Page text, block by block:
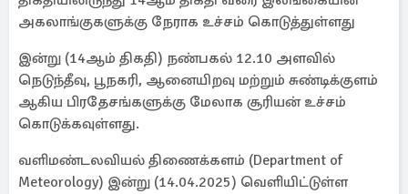
அகலாங்குகளுக்கு நேராக உச்சம் கொடுத்துள்ளது
இன்று (14ஆம் திகதி) நண்பகல் 12.10 அளவில்
நெடுந்தீவு, பூநகரி, ஆனையிறவு மற்றும் சுண்டிக்குளம்
ஆகிய பிரதேசங்களுக்கு மேலாக சூரியன் உச்சம்
கொடுக்கவுள்ளது.
வளிமண்டலவியல் திணைக்களம் (Department of
Meteorology) இன்று (14.04.2025) வெளியிட்டுள்ள